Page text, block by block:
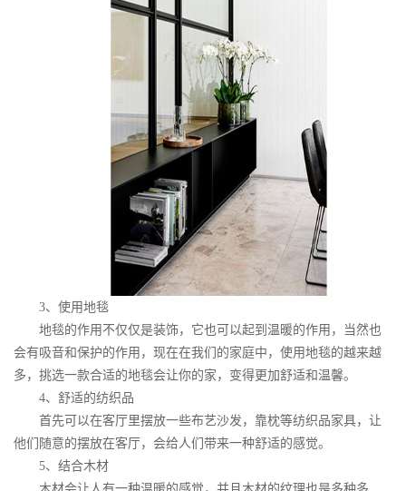
3、使用地毯
地毯的作用不仅仅是装饰，它也可以起到温暖的作用，当然也
会有吸音和保护的作用，现在在我们的家庭中，使用地毯的越来越
多，挑选一款合适的地毯会让你的家，变得更加舒适和温馨。
4、舒适的纺织品
首先可以在客厅里摆放一些布艺沙发，靠枕等纺织品家具，让
他们随意的摆放在客厅，会给人们带来一种舒适的感觉。
5、结合木材